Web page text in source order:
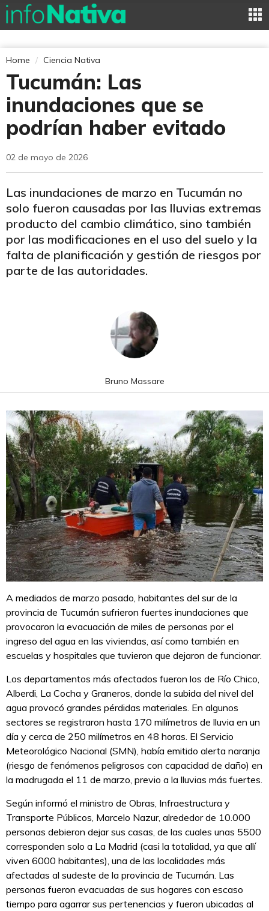
Home Ciencia Nativa
Tucumán: Las
inundaciones que se
podrían haber evitado
02 de mayo de 2026
Las inundaciones de marzo en Tucumán no
solo fueron causadas por las lluvias extremas
producto del cambio climático, sino también
por las modificaciones en el uso del suelo y la
falta de planificación y gestión de riesgos por
parte de las autoridades.
Bruno Massare
A mediados de marzo pasado, habitantes del sur de la
provincia de Tucumán sufrieron fuertes inundaciones que
provocaron la evacuación de miles de personas por el
ingreso del agua en las viviendas, así como también en
escuelas y hospitales que tuvieron que dejaron de funcionar.
Los departamentos más afectados fueron los de Río Chico,
Alberdi, La Cocha y Graneros, donde la subida del nivel del
agua provocó grandes pérdidas materiales. En algunos
sectores se registraron hasta 170 milímetros de lluvia en un
día y cerca de 250 milímetros en 48 horas. El Servicio
Meteorológico Nacional (SMN), había emitido alerta naranja
(riesgo de fenómenos peligrosos con capacidad de daño) en
la madrugada el 11 de marzo, previo a la lluvias más fuertes.
Según informó el ministro de Obras, Infraestructura y
Transporte Públicos, Marcelo Nazur, alrededor de 10.000
personas debieron dejar sus casas, de las cuales unas 5500
corresponden solo a La Madrid (casi la totalidad, ya que allí
viven 6000 habitantes), una de las localidades más
afectadas al sudeste de la provincia de Tucumán. Las
personas fueron evacuadas de sus hogares con escaso
tiempo para agarrar sus pertenencias y fueron ubicadas al